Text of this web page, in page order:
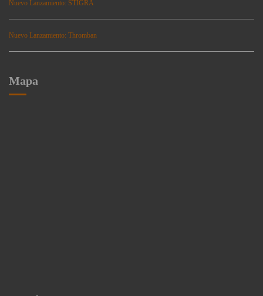
Nuevo Lanzamiento: STIGRA
Nuevo Lanzamiento: Thromban
Mapa